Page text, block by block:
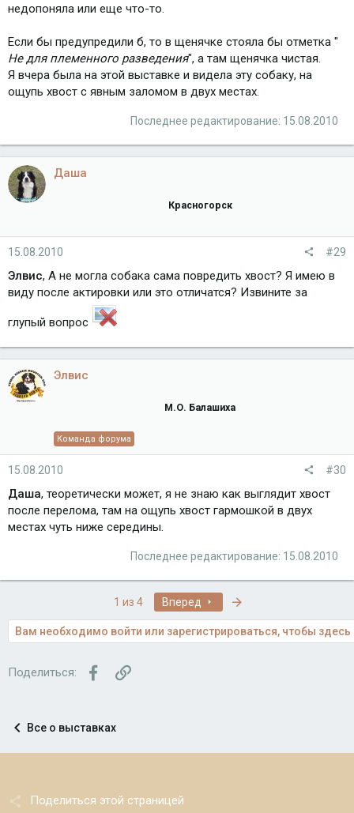
недопоняла или еще что-то.
Если бы предупредили б, то в щенячке стояла бы отметка "
Не для племенного разведения", а там щенячка чистая.
Я вчера была на этой выставке и видела эту собаку, на
ощупь хвост с явным заломом в двух местах.
Последнее редактирование: 15.08.2010
Даша
Красногорск
15.08.2010 #29
Элвис, А не могла собака сама повредить хвост? Я имею в
виду после актировки или это отличатся? Извините за
глупый вопрос
Элвис
М.О. Балашиха
Команда форума
15.08.2010 #30
Даша, теоретически может, я не знаю как выглядит хвост
после перелома, там на ощупь хвост гармошкой в двух
местах чуть ниже середины.
Последнее редактирование: 15.08.2010
1 из 4 Вперед
Вам необходимо войти или зарегистрироваться, чтобы здесь
Поделиться: FacebookСсылка
Все о выставках
Поделиться этой страницей